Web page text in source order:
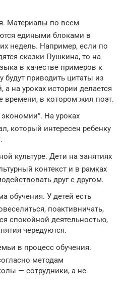
Материалы по всем
едиными блоками в
недель. Например, если по
сказки Пушкина, то на
в качестве примеров к
будут приводить цитаты из
а на уроках истории делается
времени, в котором жил поэт.
На уроках
который интересен ребенку
культуре. Дети на занятиях
контекст и в рамках
друг с другом.
обучения. У детей есть
поактивничать,
спокойной деятельностью,
чередуются.
в процесс обучения.
методам
— сотрудники, а не